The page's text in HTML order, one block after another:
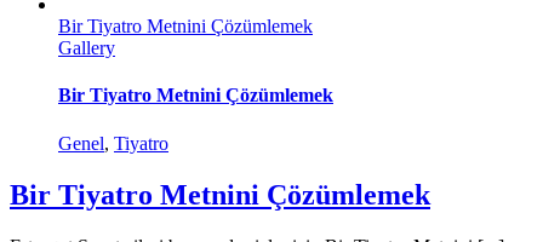
Bir Tiyatro Metnini Çözümlemek
Gallery
Bir Tiyatro Metnini Çözümlemek
Genel, Tiyatro
Bir Tiyatro Metnini Çözümlemek